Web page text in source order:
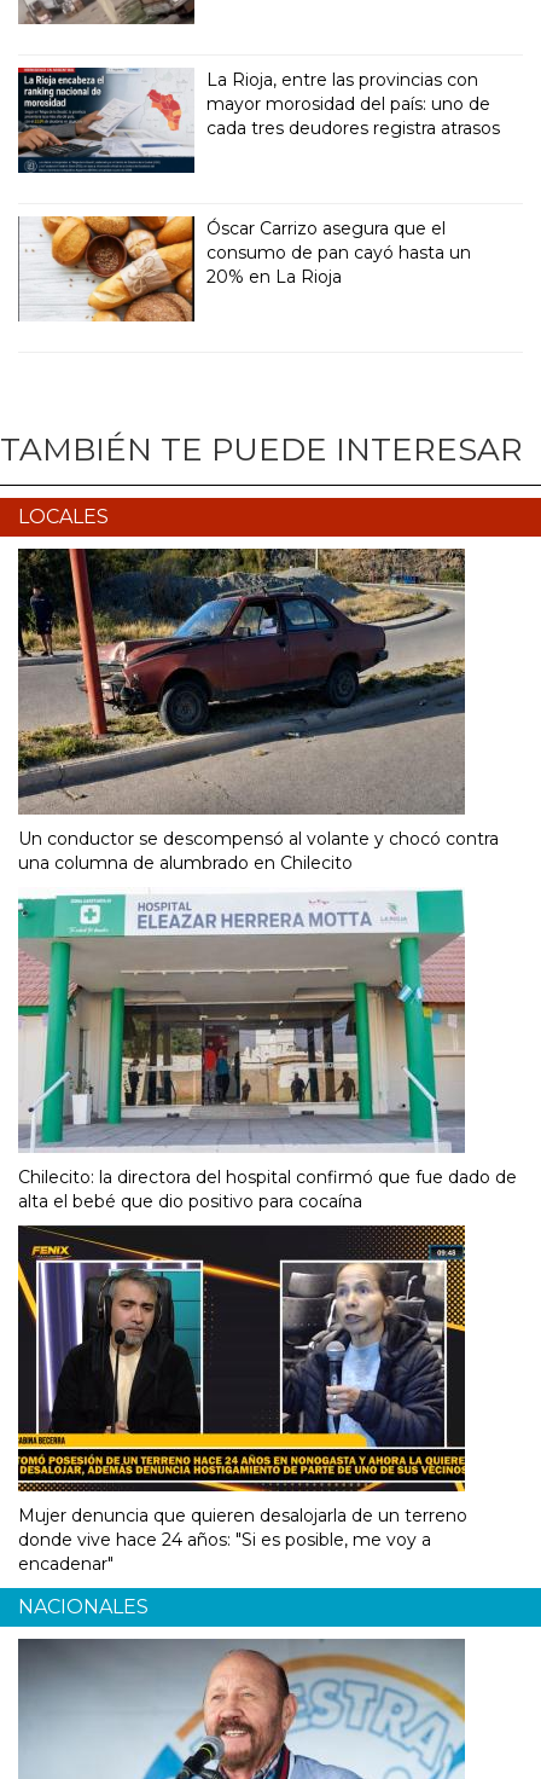
La Rioja, entre las provincias con
mayor morosidad del país: uno de
cada tres deudores registra atrasos
Óscar Carrizo asegura que el
consumo de pan cayó hasta un
20% en La Rioja
TAMBIÉN TE PUEDE INTERESAR
LOCALES
Un conductor se descompensó al volante y chocó contra
una columna de alumbrado en Chilecito
Chilecito: la directora del hospital confirmó que fue dado de
alta el bebé que dio positivo para cocaína
Mujer denuncia que quieren desalojarla de un terreno
donde vive hace 24 años: "Si es posible, me voy a
encadenar"
NACIONALES